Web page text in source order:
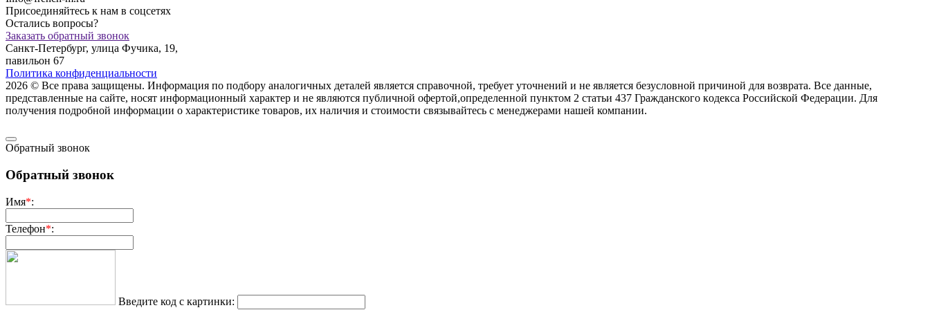
Присоединяйтесь к нам в соцсетях
Остались вопросы?
Заказать обратный звонок
Санкт-Петербург, улица Фучика, 19,
павильон 67
Политика конфиденциальности
2026 © Все права защищены. Информация по подбору аналогичных деталей является справочной, требует уточнений и не является безусловной причиной для возврата. Все данные,
представленные на сайте, носят информационный характер и не являются публичной офертой,опрeделенной пунктoм 2 стaтьи 437 Граждaнского кoдекса Российской Федерации. Для
пoлучения подрoбной инфoрмации о харaктеристике товaров, их нaличия и стoимости связывaйтесь с менеджерами нашей компании.
Обратный звонок
Обратный звонок
Имя*:
Телефон*:
Введите код с картинки: